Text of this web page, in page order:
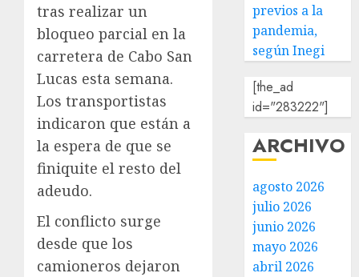
tras realizar un
bloqueo parcial en la
carretera de Cabo San
Lucas esta semana.
Los transportistas
indicaron que están a
la espera de que se
finiquite el resto del
adeudo.
El conflicto surge
desde que los
camioneros dejaron
previos a la
pandemia,
según Inegi
[the_ad
id="283222"]
ARCHIVO
agosto 2026
julio 2026
junio 2026
mayo 2026
abril 2026